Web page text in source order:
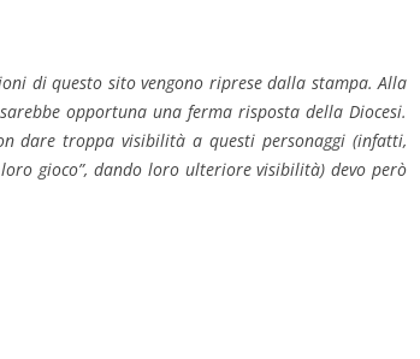
di questo sito vengono riprese dalla stampa. Alla
opportuna una ferma risposta della Diocesi.
dare troppa visibilità a questi personaggi (infatti,
gioco”, dando loro ulteriore visibilità) devo però